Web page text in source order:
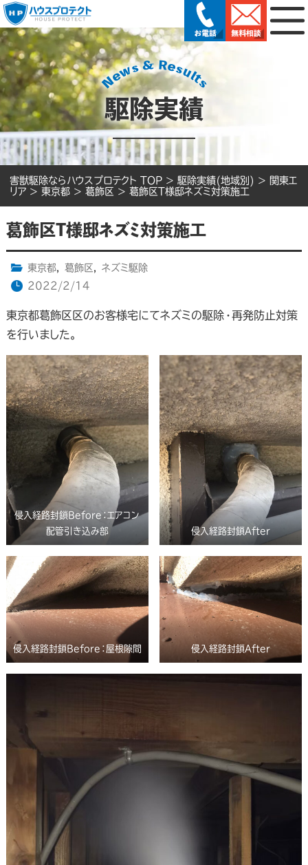
駆除実績
害獣駆除ならハウスプロテクト TOP > 駆除実績(地域別) > 関東エ
リア > 東京都 > 葛飾区 > 葛飾区T様邸ネズミ対策施工
葛飾区T様邸ネズミ対策施工
東京都, 葛飾区 ,
ネズミ駆除
2022/2/14
東京都葛飾区区のお客様宅にてネズミの駆除・再発防止対策
を行いました。
侵入経路封鎖Before：エアコン
配管引き込み部
侵入経路封鎖After
侵入経路封鎖Before：屋根隙間 侵入経路封鎖After